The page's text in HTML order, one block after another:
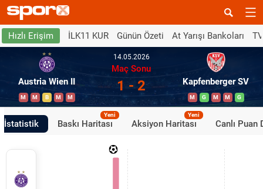
Hızlı Erişim İLK11 KUR Günün Özeti At Yarışı Bankoları
Austria Wien II
M M B M M
14.05.2026
Maç Sonu
1 - 2 Kapfenberger SV
M G M M G
İstatistik Baskı Haritası
Yeni
Aksiyon Haritası
Yeni
Canlı Puan